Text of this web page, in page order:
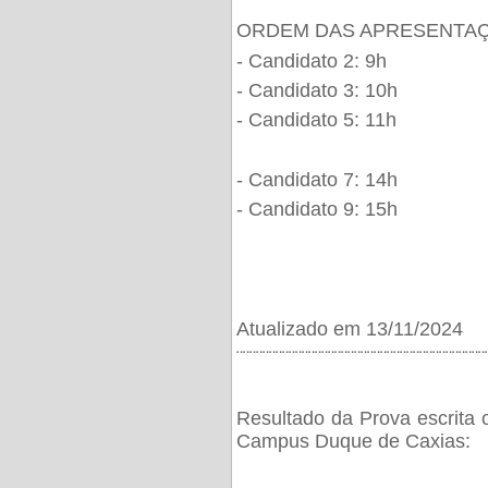
ORDEM DAS
- Candidato 2: 9h
- Candidato 3: 10h
- Candidato 5: 11h
- Candidato 7: 14h
- Candidato 9: 15h
Atualizado em 13/11/2024
Resultado da Prova escrita
Campus Duque de Caxias: